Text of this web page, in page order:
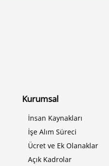
Kurumsal
İnsan Kaynakları
İşe Alım Süreci
Ücret ve Ek Olanaklar
Açık Kadrolar